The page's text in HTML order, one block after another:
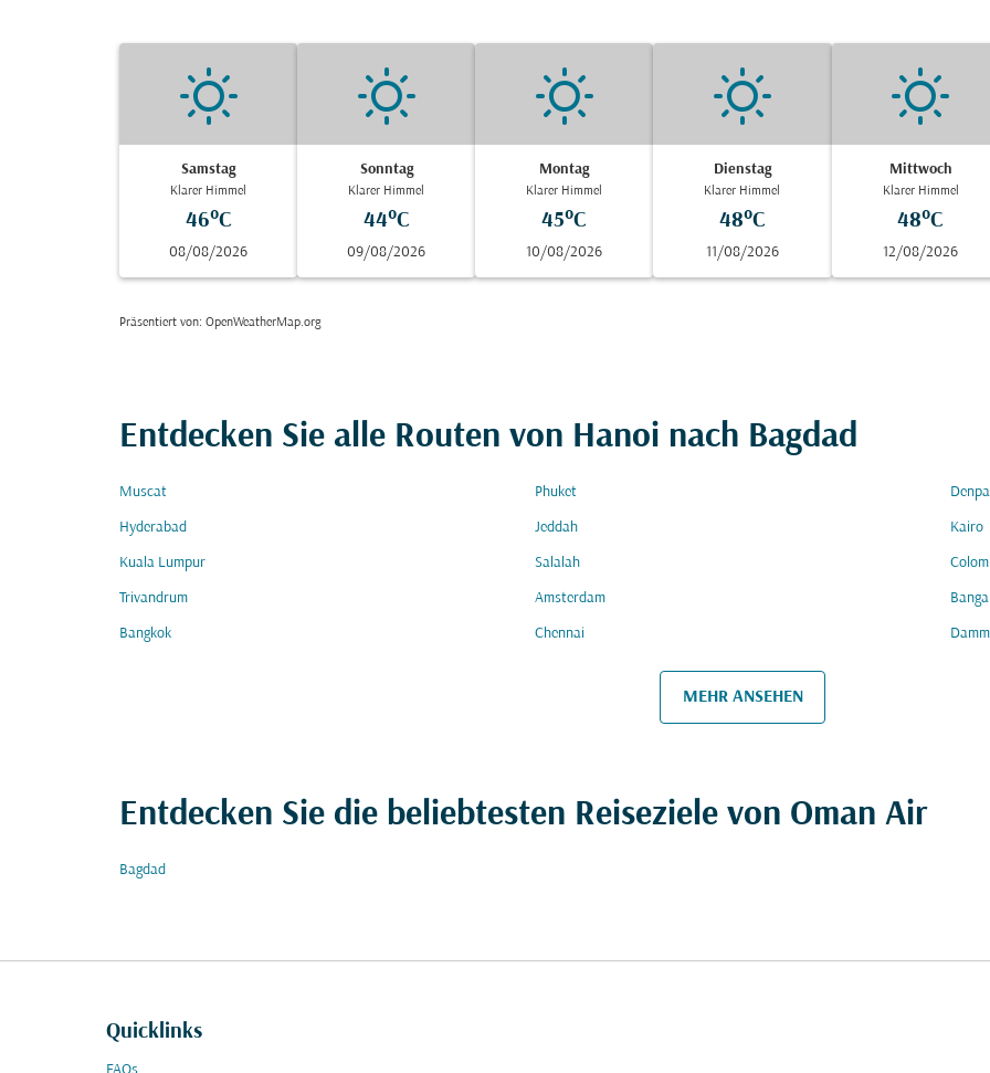
Samstag
Klarer Himmel
46°C
08/08/2026
Sonntag
Klarer Himmel
44°C
09/08/2026
Montag
Klarer Himmel
45°C
10/08/2026
Dienstag
Klarer Himmel
48°C
11/08/2026
Mittwoch
Klarer Himmel
48°C
12/08/2026
Präsentiert von: OpenWeatherMap.org
Entdecken Sie alle Routen von Hanoi nach Bagdad
Muscat Phuket
Hyderabad Jeddah Kairo
Kuala Lumpur Salalah
Trivandrum Amsterdam
Bangkok Chennai
MEHR ANSEHEN
Entdecken Sie die beliebtesten Reiseziele von Oman Air
Bagdad
Quicklinks